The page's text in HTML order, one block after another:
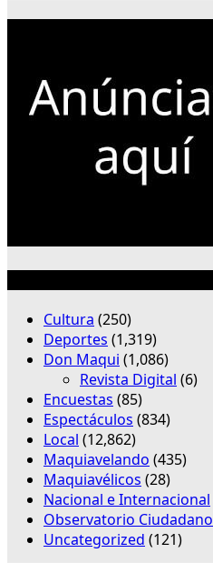
Cultura (250)
Deportes (1,319)
Don Maqui (1,086)
Revista Digital (6)
Encuestas (85)
Espectáculos (834)
Local (12,862)
Maquiavelando (435)
Maquiavélicos (28)
Nacional e Internacional
Observatorio Ciudadano
Uncategorized (121)